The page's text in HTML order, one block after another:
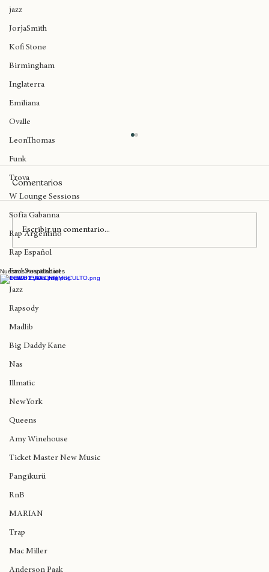
eskinafamiliaskuad
jazz
JorjaSmith
Kofi Stone
Birmingham
Inglaterra
Emiliana
Ovalle
LeonThomas
Funk
Trova
W Lounge Sessions
Sofía Gabanna
Rap Argentino
Rap Español
Earl Sweatshirt
Jazz
Rapsody
Madlib
Big Daddy Kane
Nas
Illmatic
NewYork
Queens
Amy Winehouse
Ticket Master New Music
Pangikurü
RnB
MARIAN
Trap
Mac Miller
Little Simz
Comentarios
Escribir un comentario...
Nuestros Auspiciadores